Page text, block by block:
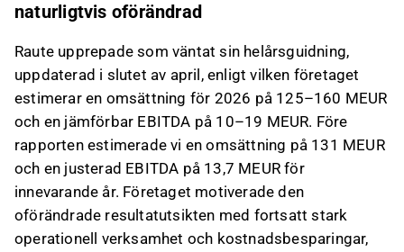
naturligtvis oförändrad
Raute upprepade som väntat sin helårsguidning,
uppdaterad i slutet av april, enligt vilken företaget
estimerar en omsättning för 2026 på 125–160 MEUR
och en jämförbar EBITDA på 10–19 MEUR. Före
rapporten estimerade vi en omsättning på 131 MEUR
och en justerad EBITDA på 13,7 MEUR för
innevarande år. Företaget motiverade den
oförändrade resultatutsikten med fortsatt stark
operationell verksamhet och kostnadsbesparingar,